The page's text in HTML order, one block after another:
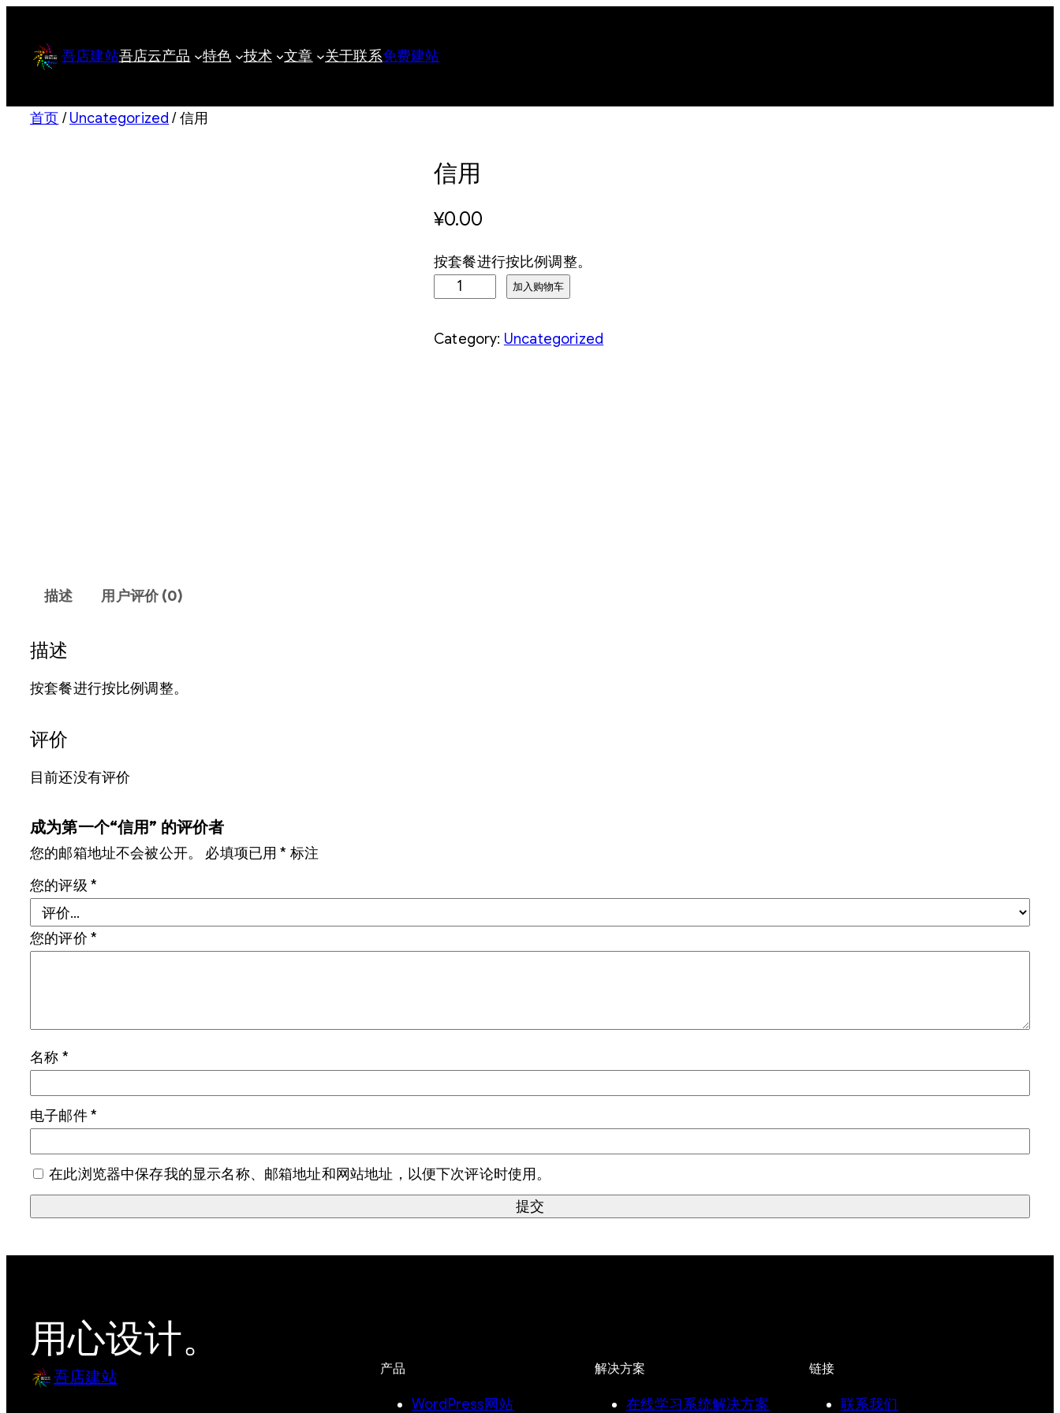
吾店建站吾店云产品 特色 技术 文章 关于联系免费建站
首页 /Uncategorized / 信用
信用
¥0.00
按套餐进行按比例调整。
数
加入购物车
Category: Uncategorized
描述 用户评价 (0)
描述
按套餐进行按比例调整。
评价
目前还没有评价
成为第一个“信用” 的评价者
您的邮箱地址不会被公开。 必填项已用* 标注
您的评级 *
您的评价 *
名称 *
电子邮件*
在此浏览器中保存我的显示名称、邮箱地址和网站地址，以便下次评论时使用。
用心设计。
吾店建站 产品
WordPress网站
解决方案
在线学习系统解决方案
链接
联系我们